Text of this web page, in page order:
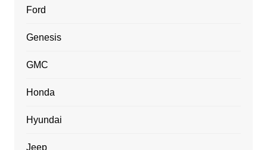
Ford
Genesis
GMC
Honda
Hyundai
Jeep